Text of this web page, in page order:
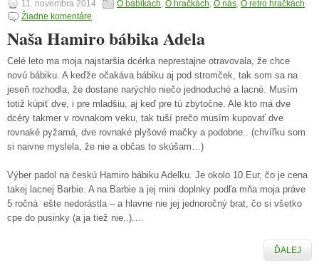
11. novembra 2014 O bábikách, O hračkách, O nás, O retro hračkách
Žiadne komentáre
Naša Hamiro bábika Adela
Celé leto ma moja najstaršia dcérka neprestajne otravovala, že chce
novú bábiku. A keďže očakáva bábiku aj pod stromček, tak som sa na
jeseň rozhodla, že dostane narýchlo niečo jednoduché a lacné. Musím
totiž kúpiť dve, i pre mladšiu, aj keď pre tú zbytočne. Ale kto má dve
dcéry takmer v rovnakom veku, tak tuší prečo musím kupovať dve
rovnaké pyžamá, dve rovnaké plyšové mačky a podobne.. (chvíľku som
si naivne myslela, že nie a občas to skúšam…)
Výber padol na českú Hamiro bábiku Adelku. Je okolo 10 Eur, čo je cena
takej lacnej Barbie. A na Barbie a jej mini doplnky podľa mňa moja práve
5 ročná ešte nedorástla – a hlavne nie jej jednoročný brat, čo si všetko
cpe do pusinky (a ja tiež nie..).…
ĎALEJ